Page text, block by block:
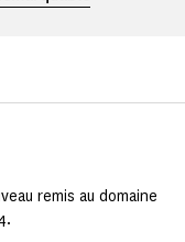
remis au domaine